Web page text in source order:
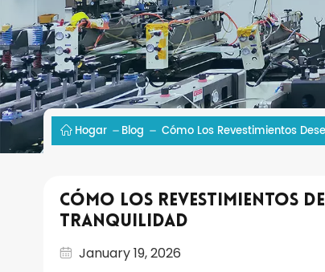
Hogar Blog Cómo Los Revestimientos
Cómo los revestimientos
tranquilidad
January 19, 2026